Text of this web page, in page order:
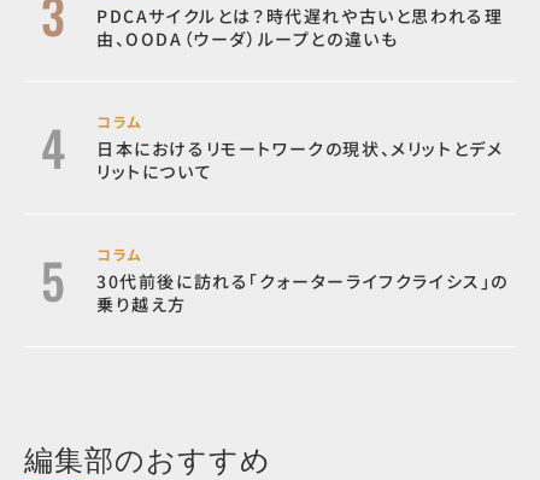
PDCAサイクルとは？時代遅れや古いと思われる理
由、OODA（ウーダ）ループとの違いも
コラム
日本におけるリモートワークの現状、メリットとデメ
リットについて
コラム
30代前後に訪れる「クォーターライフクライシス」の
乗り越え方
編集部のおすすめ